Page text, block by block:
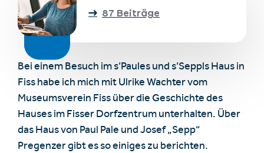
Bei einem Besuch im s’Paules und s’Seppls Haus in
Fiss habe ich mich mit Ulrike Wachter vom
Museumsverein Fiss über die Geschichte des
Hauses im Fisser Dorfzentrum unterhalten. Über
das Haus von Paul Pale und Josef „Sepp“
Pregenzer gibt es so einiges zu berichten.
87 Beiträge